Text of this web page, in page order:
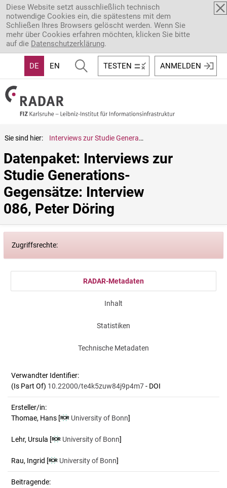
Direkt zum Inhalt
Diese Website setzt ausschließlich technisch
notwendige Cookies ein, die spätestens mit dem
Schließen Ihres Browsers gelöscht werden. Wenn Sie
mehr über Cookies erfahren möchten, klicken Sie bitte
auf die Datenschutzerklärung.
DE EN TESTEN ANMELDEN
Sie sind hier: Interviews zur Studie Generations-Gegensätze: Interview 086, Peter Döring
Datenpaket: Interviews zur
Studie Generations-
Gegensätze: Interview
086, Peter Döring
Zugriffsrechte:
RADAR-Metadaten
Inhalt
Statistiken
Technische Metadaten
Verwandter Identifier:
(Is Part Of) 10.22000/te4k5zuw84j9p4m7- DOI
Ersteller/in:
Thomae, Hans [ University of Bonn]
Lehr, Ursula [ University of Bonn]
Rau, Ingrid [ University of Bonn]
Beitragende: